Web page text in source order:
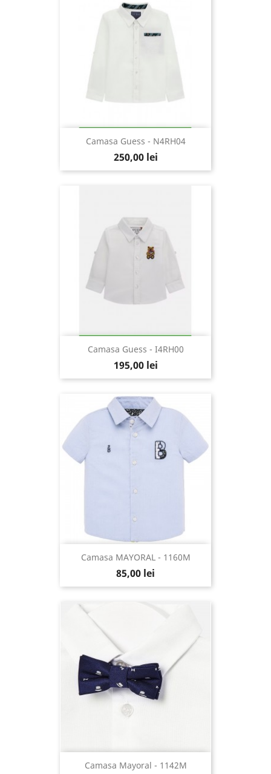
Camasa Guess - N4RH04
250,00 lei
Camasa Guess - I4RH00
195,00 lei
Camasa MAYORAL - 1160M
85,00 lei
Camasa Mayoral - 1142M